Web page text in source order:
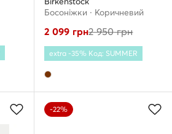
Босоніжки · Коричневий
2 099 грн2 950грн
extra -35% Код: SUMMER
-22%